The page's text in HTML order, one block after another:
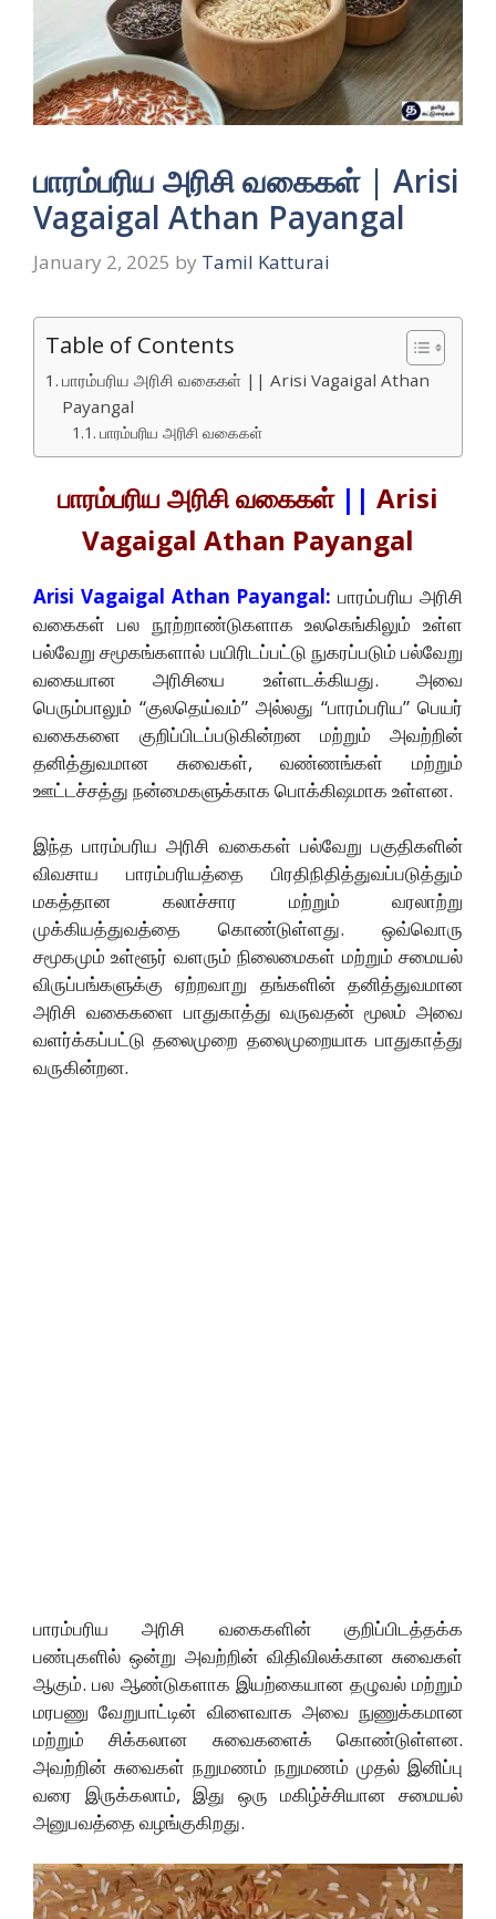
பாரம்பரிய அரிசி வகைகள் | Arisi
Vagaigal Athan Payangal
January 2, 2025 by Tamil Katturai
Table of Contents
பாரம்பரிய அரிசி வகைகள் || Arisi Vagaigal Athan
Payangal
பாரம்பரிய அரிசி வகைகள்
பாரம்பரிய அரிசி வகைகள் || Arisi
Vagaigal Athan Payangal
Arisi Vagaigal Athan Payangal: பாரம்பரிய அரிசி
வகைகள் பல நூற்றாண்டுகளாக உலகெங்கிலும் உள்ள
பல்வேறு சமூகங்களால் பயிரிடப்பட்டு நுகரப்படும் பல்வேறு
வகையான அரிசியை உள்ளடக்கியது. அவை
பெரும்பாலும் “குலதெய்வம்” அல்லது “பாரம்பரிய” பெயர்
வகைகளை குறிப்பிடப்படுகின்றன மற்றும் அவற்றின்
தனித்துவமான சுவைகள், வண்ணங்கள் மற்றும்
ஊட்டச்சத்து நன்மைகளுக்காக பொக்கிஷமாக உள்ளன.
இந்த பாரம்பரிய அரிசி வகைகள் பல்வேறு பகுதிகளின்
விவசாய பாரம்பரியத்தை பிரதிநிதித்துவப்படுத்தும்
மகத்தான கலாச்சார மற்றும் வரலாற்று
முக்கியத்துவத்தை கொண்டுள்ளது. ஒவ்வொரு
சமூகமும் உள்ளூர் வளரும் நிலைமைகள் மற்றும் சமையல்
விருப்பங்களுக்கு ஏற்றவாறு தங்களின் தனித்துவமான
அரிசி வகைகளை பாதுகாத்து வருவதன் மூலம் அவை
வளர்க்கப்பட்டு தலைமுறை தலைமுறையாக பாதுகாத்து
வருகின்றன.
பாரம்பரிய அரிசி வகைகளின் குறிப்பிடத்தக்க
பண்புகளில் ஒன்று அவற்றின் விதிவிலக்கான சுவைகள்
ஆகும். பல ஆண்டுகளாக இயற்கையான தழுவல் மற்றும்
மரபணு வேறுபாட்டின் விளைவாக அவை நுணுக்கமான
மற்றும் சிக்கலான சுவைகளைக் கொண்டுள்ளன.
அவற்றின் சுவைகள் நறுமணம் நறுமணம் முதல் இனிப்பு
வரை இருக்கலாம், இது ஒரு மகிழ்ச்சியான சமையல்
அனுபவத்தை வழங்குகிறது.